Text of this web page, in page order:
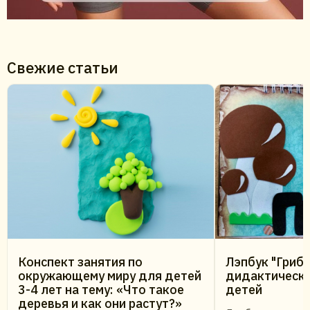
Свежие статьи
Конспект занятия по
окружающему миру для детей
3-4 лет на тему: «Что такое
деревья и как они растут?»
Лэпбук
детей